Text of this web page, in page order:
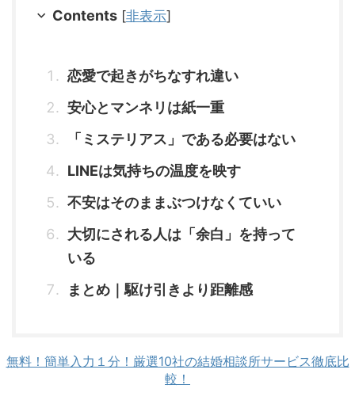
Contents [非表示]
恋愛で起きがちなすれ違い
安心とマンネリは紙一重
「ミステリアス」である必要はない
LINEは気持ちの温度を映す
不安はそのままぶつけなくていい
大切にされる人は「余白」を持って
いる
まとめ｜駆け引きより距離感
無料！簡単入力１分！厳選10社の結婚相談所サービス徹底比
較！